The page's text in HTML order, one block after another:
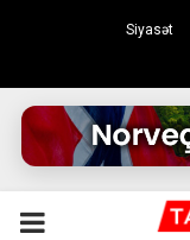
Siyasət
PRIMARY